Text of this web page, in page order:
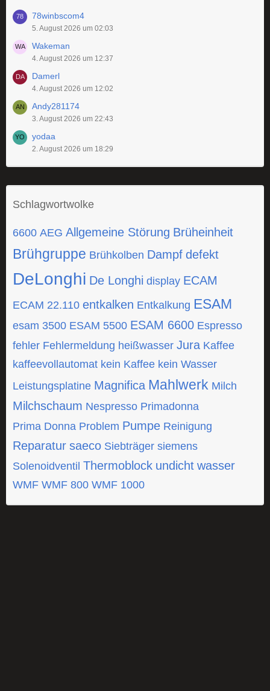
78winbscom4
5. August 2026 um 02:03
Wakeman
4. August 2026 um 12:37
Damerl
4. August 2026 um 12:02
Andy281174
3. August 2026 um 22:43
yodaa
2. August 2026 um 18:29
Schlagwortwolke
6600 AEG Allgemeine Störung Brüheinheit
Brühgruppe Brühkolben Dampf defekt
DeLonghi De Longhi display ECAM
ECAM 22.110 entkalken Entkalkung ESAM
esam 3500 ESAM 5500 ESAM 6600 Espresso
fehler Fehlermeldung heißwasser Jura Kaffee
kaffeevollautomat kein Kaffee kein Wasser
Leistungsplatine Magnifica Mahlwerk Milch
Milchschaum Nespresso Primadonna
Prima Donna Problem Pumpe Reinigung
Reparatur saeco Siebträger siemens
Solenoidventil Thermoblock undicht wasser
WMF WMF 800 WMF 1000